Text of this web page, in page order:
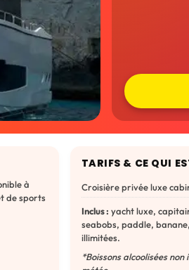
à
de sports
TARIFS & CE QUI
Croisière privée luxe
Inclus : yacht luxe,
seabobs, paddle,
illimitées.
*Boissons alcoolisées